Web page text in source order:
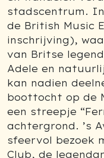
stadscentrum.
de British Music
inschrijving),
van Britse
Adele en
kan nadien
boottocht op de
een streepje
achtergrond. ’s
sfeervol bezoek
Club, de